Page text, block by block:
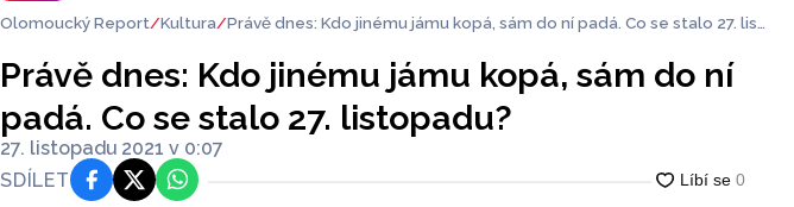
Olomoucký Report Kultura
Právě dnes: Kdo jinému jámu kopá, sám do ní padá. Co se stalo 27. list
Právě dnes: Kdo jinému jámu kopá, sám do ní
padá. Co se stalo 27. listopadu?
27. listopadu 2021 v 0:07
SDÍLET
FacebookPlatforma X
WhatsApp